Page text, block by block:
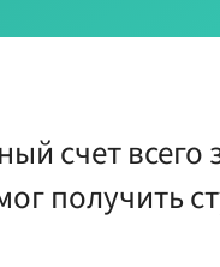
счет всего
получить